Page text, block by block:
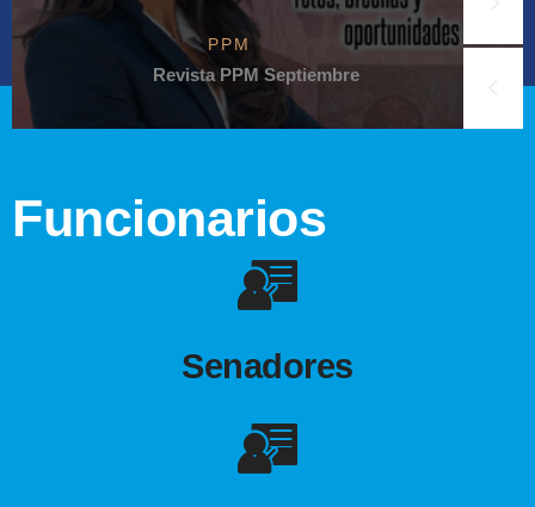
PPM
Revista PPM Septiembre
Funcionarios
Senadores